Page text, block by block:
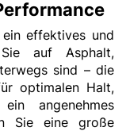
effektives und
Sie auf Asphalt,
sind – die
optimalen Halt,
angenehmes
Sie eine große